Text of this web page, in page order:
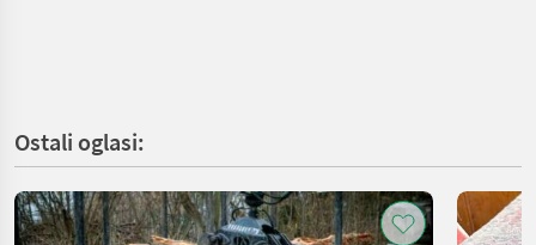
Ostali oglasi: